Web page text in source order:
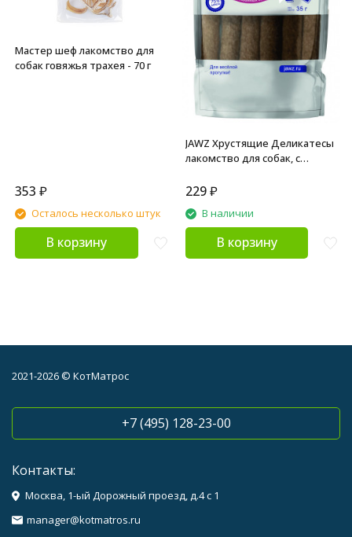
Мастер шеф лакомство для
собак говяжья трахея - 70 г
353 ₽
Осталось несколько штук
В корзину
JAWZ Хрустящие Деликатесы
лакомство для собак, с
229 ₽
В наличии
В корзину
2021-2026 © КотМатрос
+7 (495) 128-23-00
Контакты:
Москва, 1-ый Дорожный проезд, д.4 с 1
manager@kotmatros.ru